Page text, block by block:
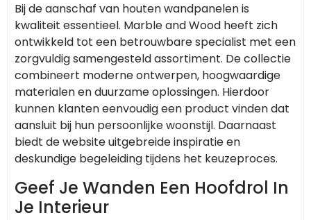
Bij de aanschaf van houten wandpanelen is
kwaliteit essentieel. Marble and Wood heeft zich
ontwikkeld tot een betrouwbare specialist met een
zorgvuldig samengesteld assortiment. De collectie
combineert moderne ontwerpen, hoogwaardige
materialen en duurzame oplossingen. Hierdoor
kunnen klanten eenvoudig een product vinden dat
aansluit bij hun persoonlijke woonstijl. Daarnaast
biedt de website uitgebreide inspiratie en
deskundige begeleiding tijdens het keuzeproces.
Geef Je Wanden Een Hoofdrol In
Je Interieur